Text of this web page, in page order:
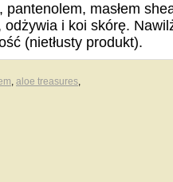
masłem
i koi skórę.
(nietłusty produkt).
, aloe treasures,